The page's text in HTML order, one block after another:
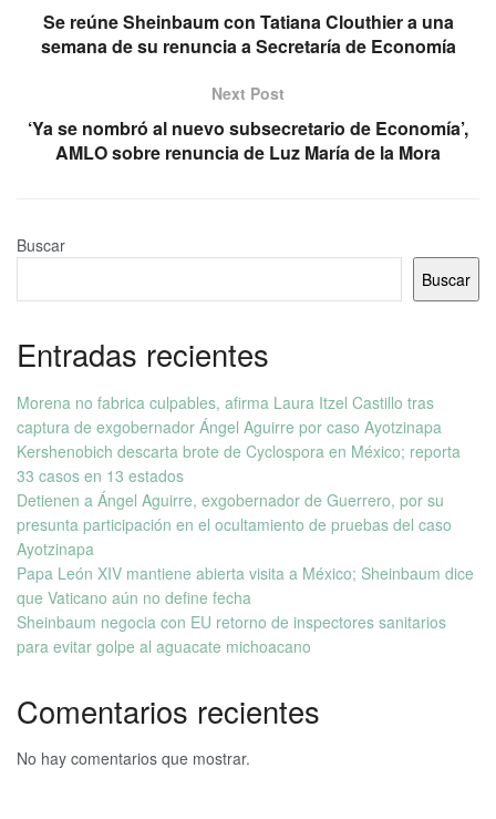
Se reúne Sheinbaum con Tatiana Clouthier a una
semana de su renuncia a Secretaría de Economía
Next Post
‘Ya se nombró al nuevo subsecretario de Economía’,
AMLO sobre renuncia de Luz María de la Mora
Buscar
Buscar
Entradas recientes
Morena no fabrica culpables, afirma Laura Itzel Castillo tras
captura de exgobernador Ángel Aguirre por caso Ayotzinapa
Kershenobich descarta brote de Cyclospora en México; reporta
33 casos en 13 estados
Detienen a Ángel Aguirre, exgobernador de Guerrero, por su
presunta participación en el ocultamiento de pruebas del caso
Ayotzinapa
Papa León XIV mantiene abierta visita a México; Sheinbaum dice
que Vaticano aún no define fecha
Sheinbaum negocia con EU retorno de inspectores sanitarios
para evitar golpe al aguacate michoacano
Comentarios recientes
No hay comentarios que mostrar.